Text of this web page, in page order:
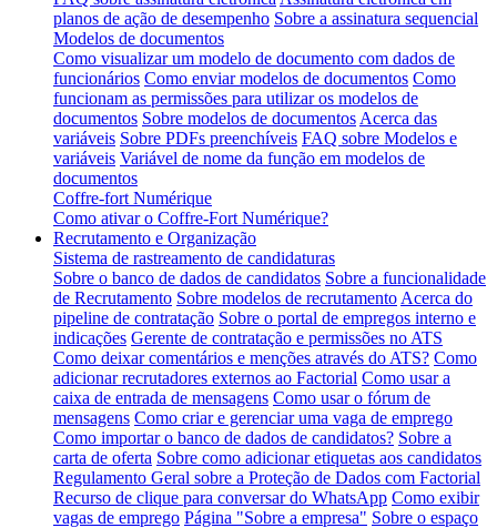
planos de ação de desempenho Sobre a assinatura sequencial
Modelos de documentos
Como visualizar um modelo de documento com dados de
funcionários Como enviar modelos de documentos Como
funcionam as permissões para utilizar os modelos de
documentos Sobre modelos de documentos Acerca das
variáveis Sobre PDFs preenchíveis FAQ sobre Modelos e
variáveis Variável de nome da função em modelos de
documentos
Coffre-fort Numérique
Como ativar o Coffre-Fort Numérique?
Recrutamento e Organização
Sistema de rastreamento de candidaturas
Sobre o banco de dados de candidatos Sobre a funcionalidade
de Recrutamento Sobre modelos de recrutamento Acerca do
pipeline de contratação Sobre o portal de empregos interno e
indicações Gerente de contratação e permissões no ATS
Como deixar comentários e menções através do ATS? Como
adicionar recrutadores externos ao Factorial Como usar a
caixa de entrada de mensagens Como usar o fórum de
mensagens Como criar e gerenciar uma vaga de emprego
Como importar o banco de dados de candidatos? Sobre a
carta de oferta Sobre como adicionar etiquetas aos candidatos
Regulamento Geral sobre a Proteção de Dados com Factorial
Recurso de clique para conversar do WhatsApp Como exibir
vagas de emprego Página "Sobre a empresa" Sobre o espaço